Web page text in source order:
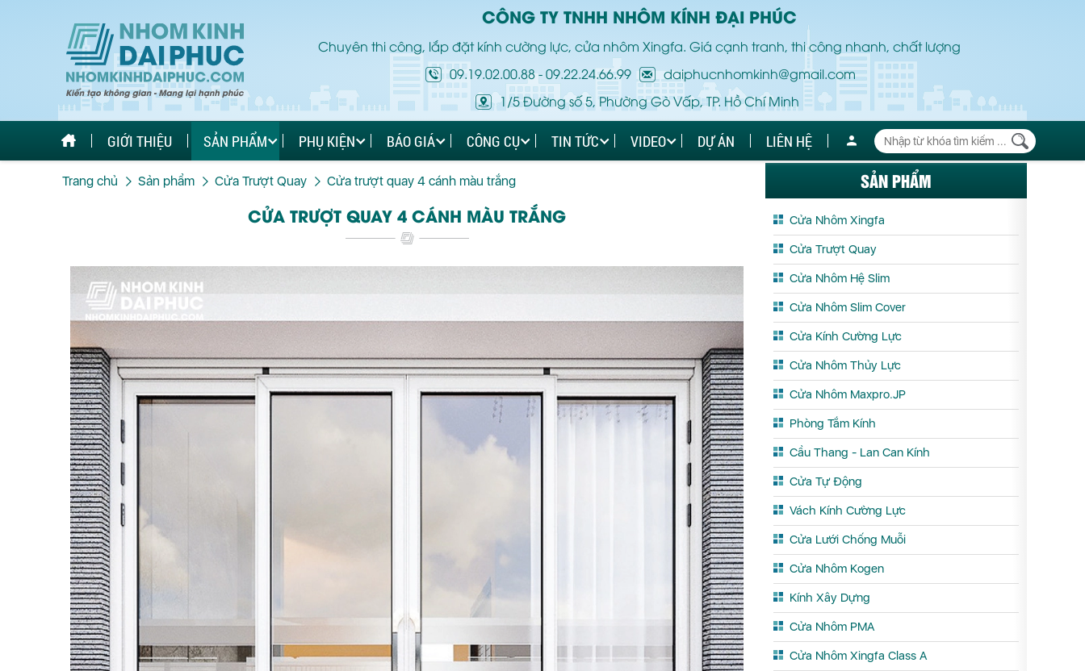
CÔNG TY TNHH NHÔM KÍNH ĐẠI PHÚC
Chuyên thi công, lắp đặt kính cường lực, cửa nhôm Xingfa. Giá cạnh tranh, thi công nhanh, chất lượng
09.19.02.00.88-09.22.24.66.99
daiphucnhomkinh@gmail.com
1/5 Đường số 5, Phường Gò Vấp, TP. Hồ Chí Minh
GIỚI THIỆU SẢN PHẨM PHỤ KIỆN BÁO GIÁ CÔNG CỤ TIN TỨC VIDEO DỰ ÁN LIÊN HỆ
Trang chủ Sản phẩm Cửa Trượt Quay Cửa trượt quay 4 cánh màu trắng
CỬA TRƯỢT QUAY 4 CÁNH MÀU TRẮNG
SẢN PHẨM
Cửa Nhôm Xingfa
Cửa Trượt Quay
Cửa Nhôm Hệ Slim
Cửa Nhôm Slim Cover
Cửa Kính Cường Lực
Cửa Nhôm Thủy Lực
Cửa Nhôm Maxpro.JP
Phòng Tắm Kính
Cầu Thang - Lan Can Kính
Cửa Tự Động
Vách Kính Cường Lực
Cửa Lưới Chống Muỗi
Cửa Nhôm Kogen
Kính Xây Dựng
Cửa Nhôm PMA
Cửa Nhôm Xingfa Class A